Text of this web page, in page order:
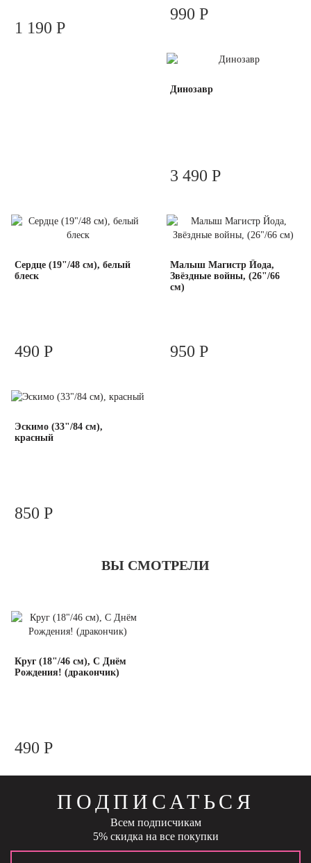
1 190 Р
990 Р
Динозавр
3 490 Р
Сердце (19"/48 см), белый
блеск
490 Р
Малыш Магистр Йода,
Звёздные войны, (26"/66
см)
950 Р
Эскимо (33"/84 см),
красный
850 Р
ВЫ СМОТРЕЛИ
Круг (18"/46 см), С Днём
Рождения! (дракончик)
490 Р
ПОДПИСАТЬСЯ
Всем подписчикам
5% скидка на все покупки